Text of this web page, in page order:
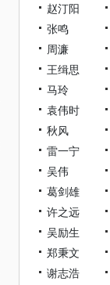
赵汀阳
张鸣
周濂
王缉思
马玲
袁伟时
秋风
雷一宁
吴伟
葛剑雄
许之远
吴励生
郑秉文
谢志浩